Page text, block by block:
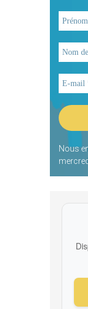
Nous